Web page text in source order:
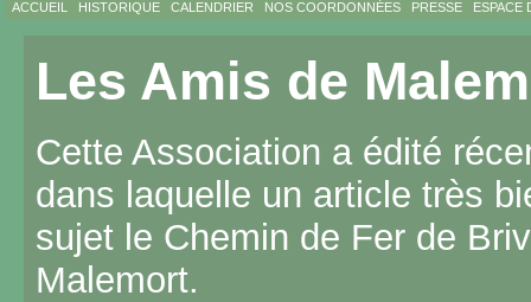
ACCUEIL HISTORIQUE CALENDRIER NOS COORDONNÉES PRESSE ESPACE
Les Amis de
Cette Association a édité
dans laquelle un article très
sujet le Chemin de Fer de
Malemort.